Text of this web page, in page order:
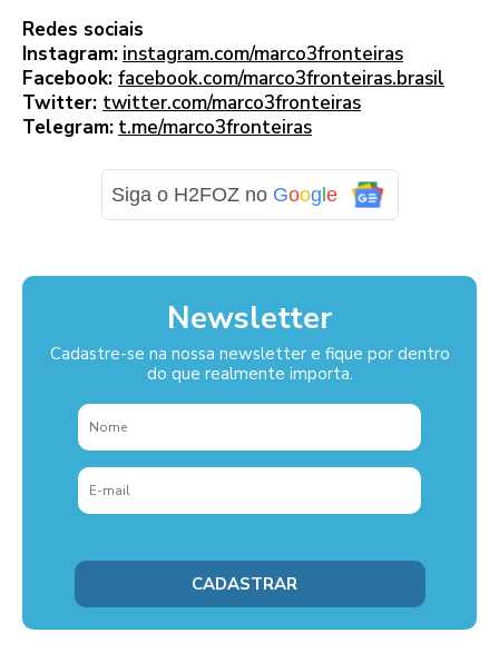
Redes sociais
Instagram: instagram.com/marco3fronteiras
Facebook: facebook.com/marco3fronteiras.brasil
Twitter: twitter.com/marco3fronteiras
Telegram: t.me/marco3fronteiras
Siga o H2FOZ no Google
Newsletter
Cadastre-se na nossa newsletter e fique por dentro
do que realmente importa.